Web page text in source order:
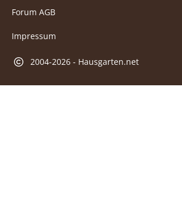
Forum AGB
Impressum
2004-2026 - Hausgarten.net